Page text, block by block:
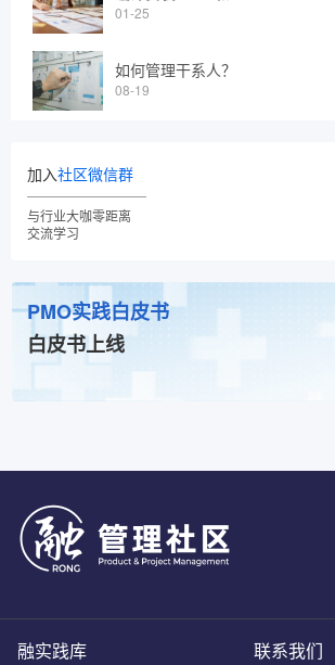
01-25
如何管理干系人？
08-19
加入社区微信群
与行业大咖零距离
交流学习
PMO实践白皮书
白皮书上线
联系我们
融实践库